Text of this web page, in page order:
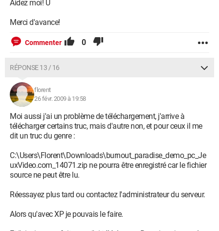
Aidez moi! Ü
Merci d'avance!
Commenter 0
RÉPONSE 13 / 16
florent
26 févr. 2009 à 19:58
Moi aussi j'ai un problème de téléchargement, j'arrive à
télécharger certains truc, mais d'autre non, et pour ceux il me
dit un truc du genre :
C:\Users\Florent\Downloads\burnout_paradise_demo_pc_Je
uxVideo.com_14071.zip ne pourra être enregistré car le fichier
source ne peut être lu.
Réessayez plus tard ou contactez l'administrateur du serveur.
Alors qu'avec XP je pouvais le faire.